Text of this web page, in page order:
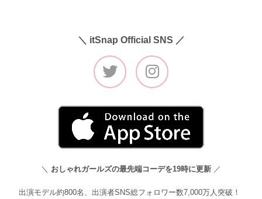
＼ itSnap Official SNS ／
＼ おしゃれガールズの最先端コーデを19時に更新 ／
出演モデル約800名、出演者SNS総フォロワー数7,000万人突破！